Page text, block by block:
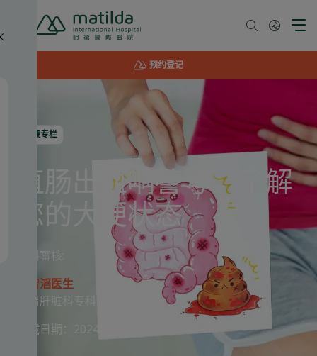
content
预约登记
健康专栏
直肠出血响警号：了解
您的大便状态
資料審核:
王智滔医生
肠胃肝脏科专科医生
刊载日期：2024年12月10日